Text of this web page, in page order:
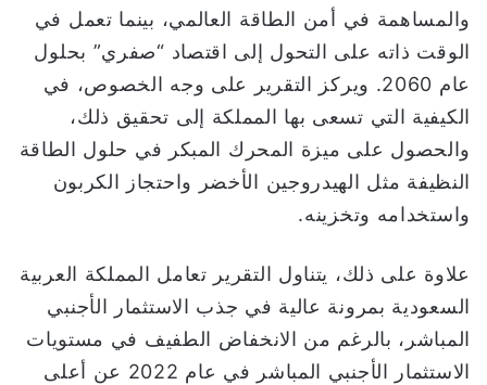
والمساهمة في أمن الطاقة العالمي، بينما تعمل في
الوقت ذاته على التحول إلى اقتصاد “صفري” بحلول
عام 2060. ويركز التقرير على وجه الخصوص، في
الكيفية التي تسعى بها المملكة إلى تحقيق ذلك،
والحصول على ميزة المحرك المبكر في حلول الطاقة
النظيفة مثل الهيدروجين الأخضر واحتجاز الكربون
واستخدامه وتخزينه.
علاوة على ذلك، يتناول التقرير تعامل المملكة العربية
السعودية بمرونة عالية في جذب الاستثمار الأجنبي
المباشر، بالرغم من الانخفاض الطفيف في مستويات
الاستثمار الأجنبي المباشر في عام 2022 عن أعلى